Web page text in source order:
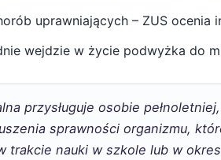
uprawniających – ZUS
wejdzie w życie podwyżka do
przysługuje osobie
sprawności organizmu,
trakcie nauki w szkole lub w